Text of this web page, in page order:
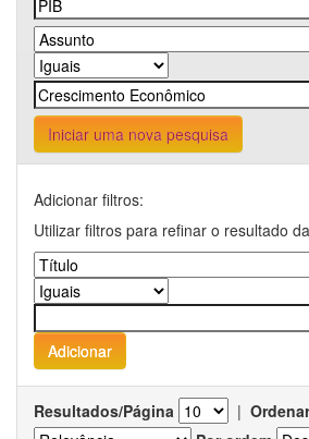
Iniciar uma nova pesquisa
Adicionar filtros:
Utilizar filtros para refinar o resultado
Resultados/Página |